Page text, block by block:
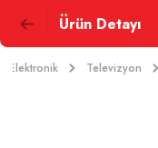
Ürün Detayı
Elektronik Televizyon